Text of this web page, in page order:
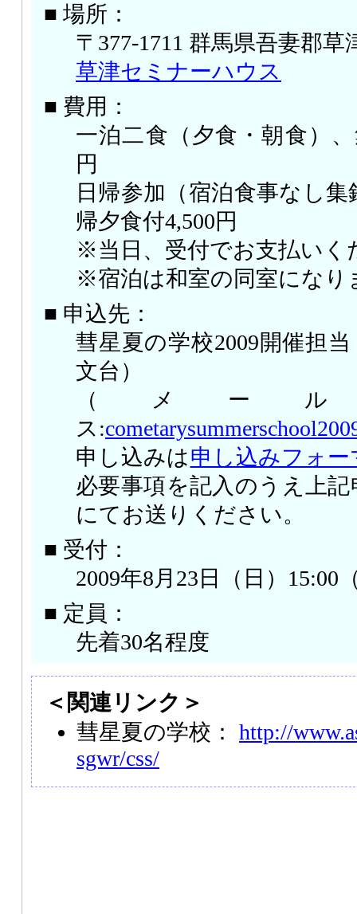
■ 場所：
〒377-1711 群馬県吾妻郡草
草津セミナーハウス
■ 費用：
一泊二食（夕食・朝食）
円
日帰参加（宿泊食事なし集
帰夕食付4,500円
※当日、受付でお支払いく
※宿泊は和室の同室になり
■ 申込先：
彗星夏の学校2009開催担
文台）
（メー
ス:
申し込みは申し込みフォー
必要事項を記入のうえ上
にてお送りください。
■ 受付：
2009年8月23日（日）15:00
■ 定員：
先着30名程度
＜関連リンク＞
彗星夏の学校： http://
sgwr/css/